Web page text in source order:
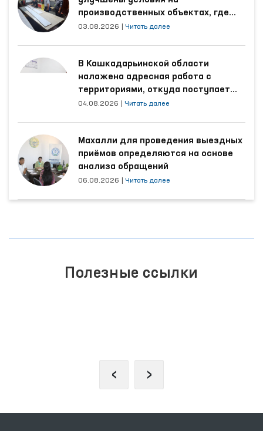
производственных объектах, где
трудятся осуждённые
03.08.2026 Читать далее
В Кашкадарьинской области
налажена адресная работа с
территориями, откуда поступает
наибольшее количество обращений
04.08.2026 Читать далее
Махалли для проведения выездных
приёмов определяются на основе
анализа обращений
06.08.2026 Читать далее
Полезные ссылки
‹ ›